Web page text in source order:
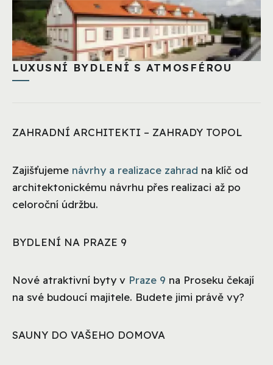
LUXUSNÍ BYDLENÍ S ATMOSFÉROU
ZAHRADNÍ ARCHITEKTI – ZAHRADY TOPOL
Zajišťujeme návrhy a realizace zahrad na klíč od
architektonickému návrhu přes realizaci až po
celoroční údržbu.
BYDLENÍ NA PRAZE 9
Nové atraktivní byty v Praze 9 na Proseku čekají
na své budoucí majitele. Budete jimi právě vy?
SAUNY DO VAŠEHO DOMOVA